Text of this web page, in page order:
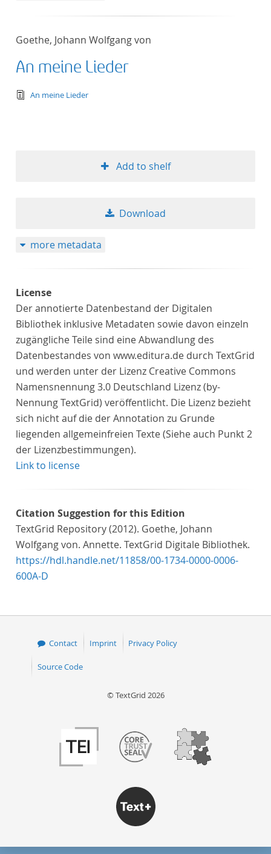
Goethe, Johann Wolfgang von
An meine Lieder
text/tg.edition+tg.aggregation+xml
An meine Lieder
Add to shelf
Download
more metadata
License
Der annotierte Datenbestand der Digitalen
Bibliothek inklusive Metadaten sowie davon einzeln
zugängliche Teile sind eine Abwandlung des
Datenbestandes von www.editura.de durch TextGrid
und werden unter der Lizenz Creative Commons
Namensnennung 3.0 Deutschland Lizenz (by-
Nennung TextGrid) veröffentlicht. Die Lizenz bezieht
sich nicht auf die der Annotation zu Grunde
liegenden allgemeinfreien Texte (Siehe auch Punkt 2
der Lizenzbestimmungen).
Link to license
Citation Suggestion for this Edition
TextGrid Repository (2012). Goethe, Johann
Wolfgang von. Annette. TextGrid Digitale Bibliothek.
https://hdl.handle.net/11858/00-1734-0000-0006-
600A-D
Contact Imprint Privacy Policy
Source Code
© TextGrid 2026